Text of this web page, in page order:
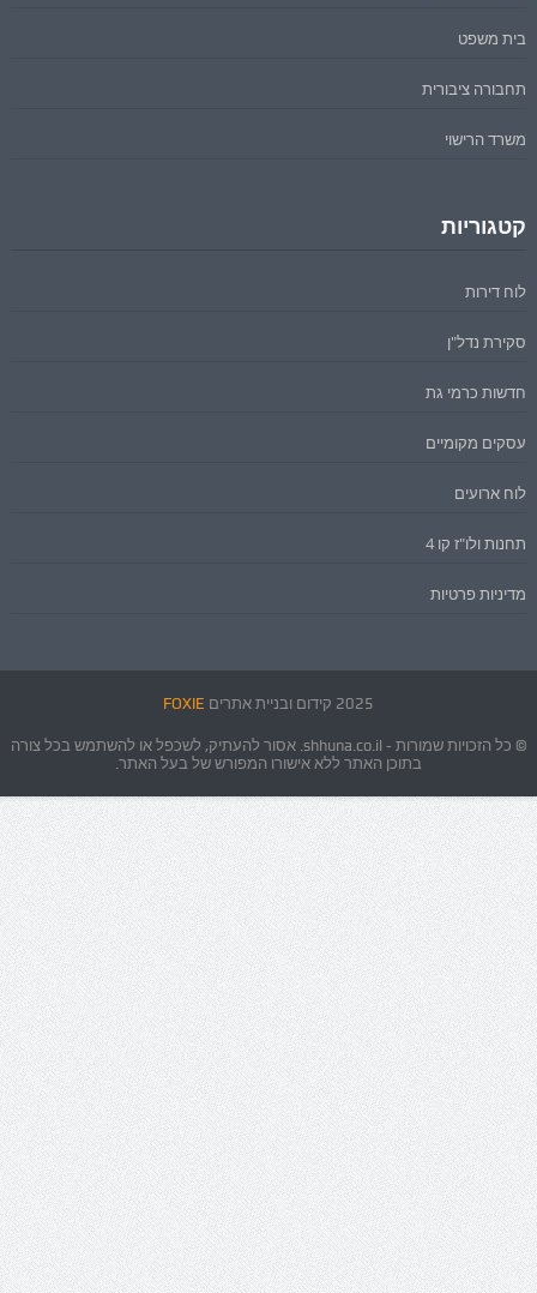
בית משפט
תחבורה ציבורית
משרד הרישוי
קטגוריות
לוח דירות
סקירת נדל"ן
חדשות כרמי גת
עסקים מקומיים
לוח ארועים
תחנות ולו"ז קו 4
מדיניות פרטיות
2025 קידום ובניית אתרים FOXIE
© כל הזכויות שמורות - shhuna.co.il. אסור להעתיק, לשכפל או להשתמש בכל צורה
בתוכן האתר ללא אישורו המפורש של בעל האתר.